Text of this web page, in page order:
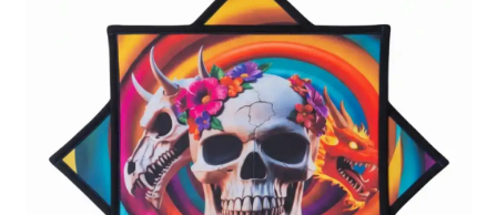
קלפי קסמים
ערכות קסמים
טריקים